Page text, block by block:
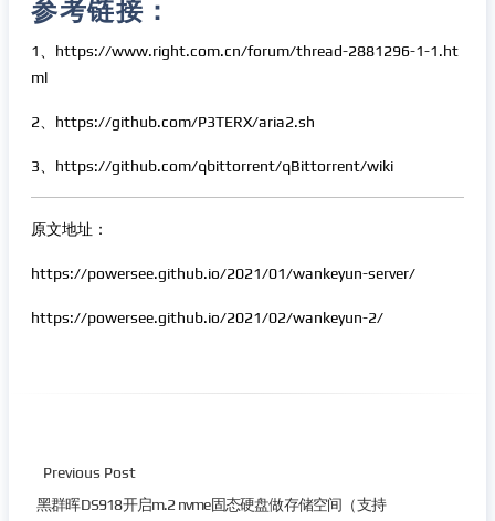
参考链接：
1、https://www.right.com.cn/forum/thread-2881296-1-1.ht
ml
2、https://github.com/P3TERX/aria2.sh
3、https://github.com/qbittorrent/qBittorrent/wiki
原文地址：
https://powersee.github.io/2021/01/wankeyun-server/
https://powersee.github.io/2021/02/wankeyun-2/
Previous Post
黑群晖DS918开启m.2 nvme固态硬盘做存储空间（支持